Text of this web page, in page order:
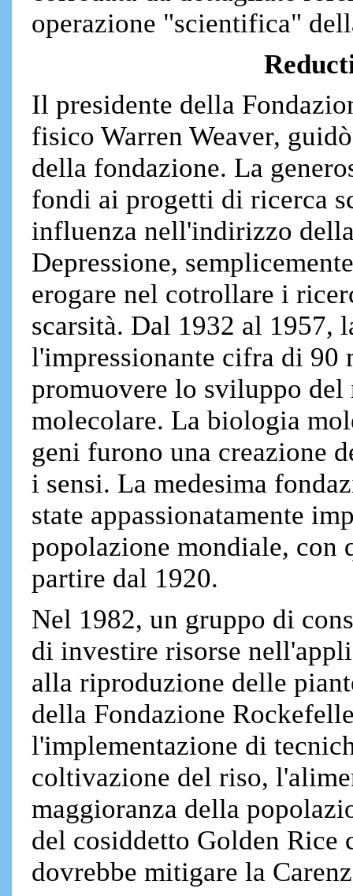
operazione "scientifica"
Il presidente della
fisico Warren Weaver,
della fondazione. La
fondi ai progetti di ricerca
influenza nell'indirizzo
Depressione,
erogare nel cotrollare i
scarsità. Dal 1932 al 1957,
l'impressionante cifra di
promuovere lo sviluppo
molecolare. La biologia
geni furono una creazione
i sensi. La medesima
state appassionatamente
popolazione mondiale, con
partire dal 1920.
Nel 1982, un gruppo di
di investire risorse
alla riproduzione delle
della Fondazione
l'implementazione di
coltivazione del riso,
maggioranza della
del cosiddetto Golden Rice
dovrebbe mitigare la